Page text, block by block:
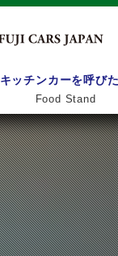
キッチンカーを呼び
Food Stand